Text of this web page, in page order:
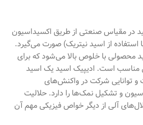
در مقیاس صنعتی از طریق اکسیداسیون
استفاده از اسید نیتریک) صورت می‌گیرد.
محصولی با خلوص بالا می‌شود که برای
است. ادیپیک اسید یک اسید
توانایی شرکت در واکنش‌های
و تشکیل نمک‌ها را دارد. حلالیت
آلی از دیگر خواص فیزیکی مهم آن